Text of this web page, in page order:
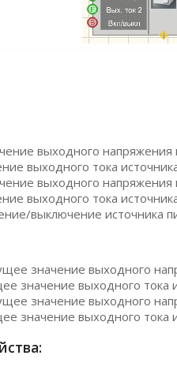
выходного напряжения
выходного тока
выходного напряжения
выходного тока
выключение источника
значение выходного
значение выходного тока
значение выходного
значение выходного тока